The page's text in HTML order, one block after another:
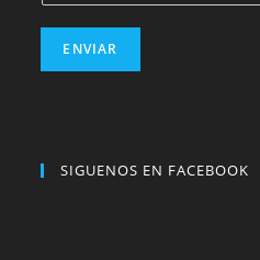
ENVIAR
SIGUENOS EN FACEBOOK